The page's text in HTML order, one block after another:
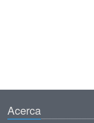
Acerca